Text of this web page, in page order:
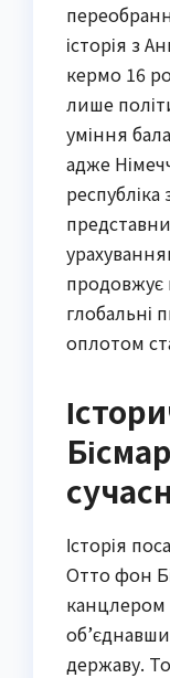
історія з
кермо 16
лише
уміння
адже
продовжує
глобальні
оплотом
Історія
Отто фон
канцлером
державу.